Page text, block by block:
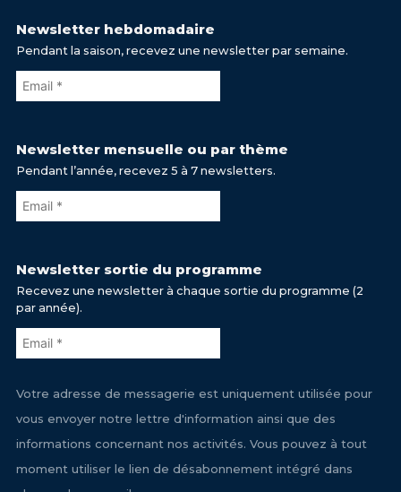
Newsletter hebdomadaire
Pendant la saison, recevez une newsletter par semaine.
Newsletter mensuelle ou par thème
Pendant l’année, recevez 5 à 7 newsletters.
Newsletter sortie du programme
Recevez une newsletter à chaque sortie du programme (2
par année).
Votre adresse de messagerie est uniquement utilisée pour
vous envoyer notre lettre d'information ainsi que des
informations concernant nos activités. Vous pouvez à tout
moment utiliser le lien de désabonnement intégré dans